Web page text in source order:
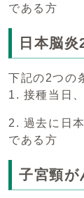
である方
日本脳炎
下記の2つの
1. 接種当日
2. 過去に日
である方
子宮頸が